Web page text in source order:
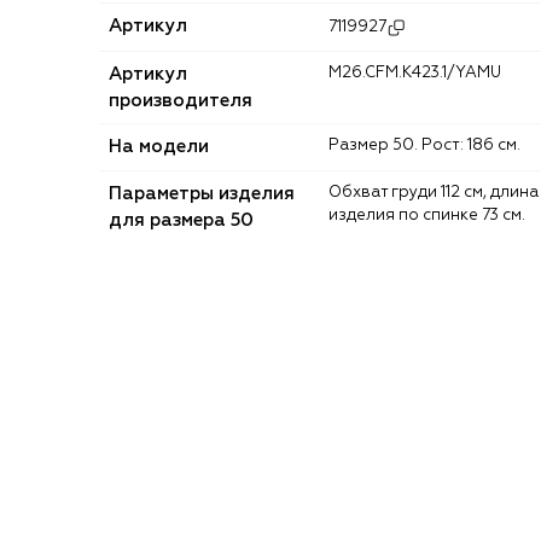
Артикул 7119927
Артикул
производителя
M26.CFM.K423.1/YAMU
На модели Размер 50. Рост: 186 см.
Параметры изделия
для размера 50
Обхват груди 112 см, длина
изделия по спинке 73 см.